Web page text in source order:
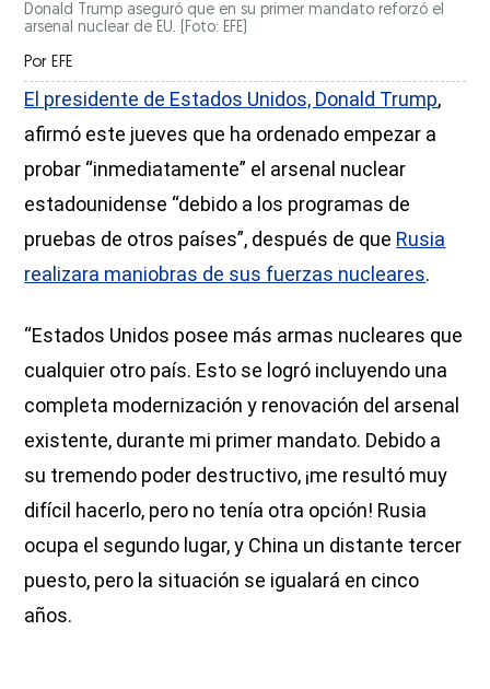
Donald Trump aseguró que en su primer mandato reforzó el
arsenal nuclear de EU. (Foto: EFE)
Por EFE
El presidente de Estados Unidos, Donald Trump,
afirmó este jueves que ha ordenado empezar a
probar “inmediatamente” el arsenal nuclear
estadounidense “debido a los programas de
pruebas de otros países”, después de que Rusia
realizara maniobras de sus fuerzas nucleares.
“Estados Unidos posee más armas nucleares que
cualquier otro país. Esto se logró incluyendo una
completa modernización y renovación del arsenal
existente, durante mi primer mandato. Debido a
su tremendo poder destructivo, ¡me resultó muy
difícil hacerlo, pero no tenía otra opción! Rusia
ocupa el segundo lugar, y China un distante tercer
puesto, pero la situación se igualará en cinco
años.